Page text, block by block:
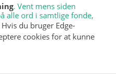
. Vent mens siden
alle ord i samtlige fonde,
Hvis du bruger Edge-
cookies for at kunne